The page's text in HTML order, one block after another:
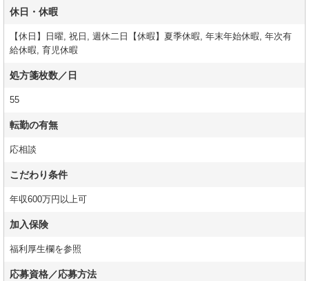
休日・休暇
【休日】日曜, 祝日, 週休二日【休暇】夏季休暇, 年末年始休暇, 年次有
給休暇, 育児休暇
処方箋枚数／日
55
転勤の有無
応相談
こだわり条件
年収600万円以上可
加入保険
福利厚生欄を参照
応募資格／応募方法